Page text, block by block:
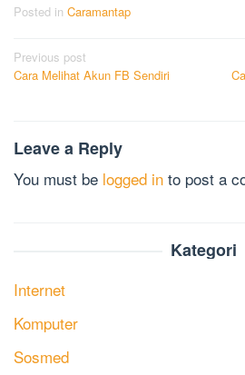
Posted in Caramantap
Post
navigation
Previous post
Cara Melihat Akun FB Sendiri
Leave a Reply
You must be logged in to post a
Kategori
Internet
Komputer
Sosmed